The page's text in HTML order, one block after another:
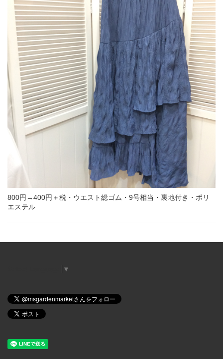
800円→400円＋税・ウエスト総ゴム・9号相当・裏地付き・ポリ
エステル
▼